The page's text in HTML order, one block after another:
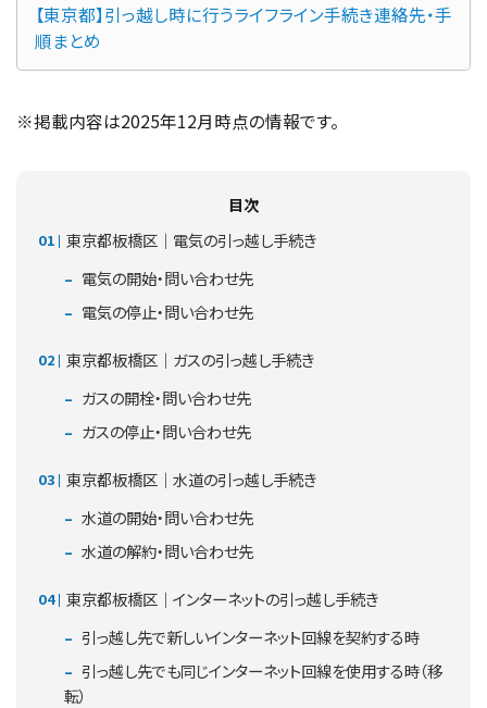
【東京都】引っ越し時に行うライフライン手続き連絡先・手
順まとめ
※掲載内容は2025年12月時点の情報です。
目次
東京都板橋区｜電気の引っ越し手続き
電気の開始・問い合わせ先
電気の停止・問い合わせ先
東京都板橋区｜ガスの引っ越し手続き
ガスの開栓・問い合わせ先
ガスの停止・問い合わせ先
東京都板橋区｜水道の引っ越し手続き
水道の開始・問い合わせ先
水道の解約・問い合わせ先
東京都板橋区｜インターネットの引っ越し手続き
引っ越し先で新しいインターネット回線を契約する時
引っ越し先でも同じインターネット回線を使用する時（移
転）